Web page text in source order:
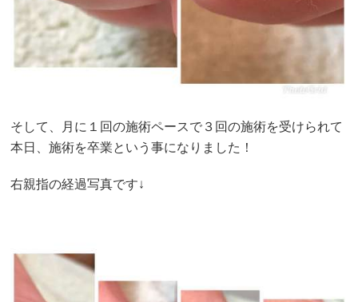
そして、月に１回の施術ペースで３回の施術を受けられて
本日、施術を卒業という事になりました！
右親指の経過写真です↓